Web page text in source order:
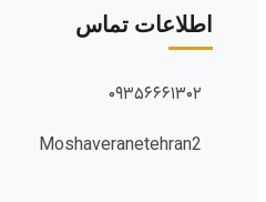
اطلاعات تماس
۰۹۳۵۶۶۶۱۳۰۲
Moshaveranetehran2